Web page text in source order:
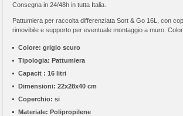
Consegna in 24/48h in tutta Italia.
Pattumiera per raccolta differenziata Sort & Go 16L, con
rimovibile e supporto per eventuale montaggio a muro.
Colore: grigio scuro
Tipologia: Pattumiera
Capacit : 16 litri
Dimensioni: 22x28x40 cm
Coperchio: si
Materiale: Polipropilene